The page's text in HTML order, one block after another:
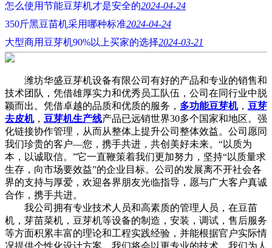
怎么使用节能豆芽机才是安全的2024-04-24
350斤黑豆苗机采用哪种标准2024-04-24
大型商用豆芽机90%以上买家的选择2024-03-21
潍坊华盛豆芽机设备有限公司有好的产品和专业的销售和
技术团队，凭借雄厚实力和优秀员工队伍，公司在同行业中脱
颖而出。凭借卓越的品质和优质的服务， 多功能豆芽机， 豆芽
去皮机， 豆芽机生产线产品已远销世界30多个国家和地区。强
化链接协作管理，从而从整体上提升公司整体效益。公司愿同
我们珍贵的客户—您，携手共进，共创美好未来。“以质为
本，以诚取信。”它一直鞭策着我们更加努力，坚持“以质量求
生存，向市场要效益”的企业目标。公司的发展离不开社会各
界的支持与厚爱，欢迎各界朋友光临指导，愿与广大客户真诚
合作，携手共进。
我公司拥有专业技术人员和高素质的管理人员，在豆苗
机，芽苗菜机，豆芽机等设备的制造，安装，调试，售后服务
等方面积累丰富的理论和工程实践经验，并能根据官户实际情
况提供个性化设计方案。我们将会以更专业的技术。我们为人